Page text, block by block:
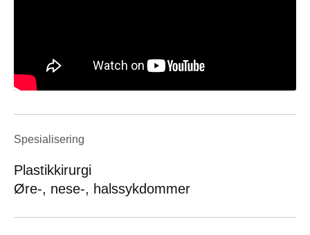
Spesialisering
Plastikkirurgi
Øre-, nese-, halssykdommer